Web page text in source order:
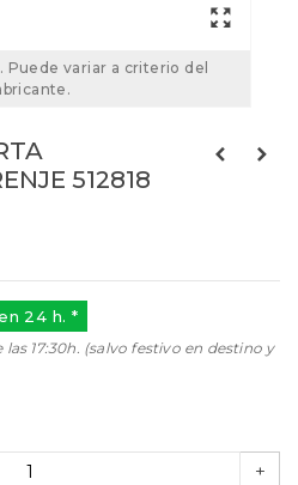
variar a criterio del
512818
24 h. *
17:30h. (salvo festivo en destino y
+